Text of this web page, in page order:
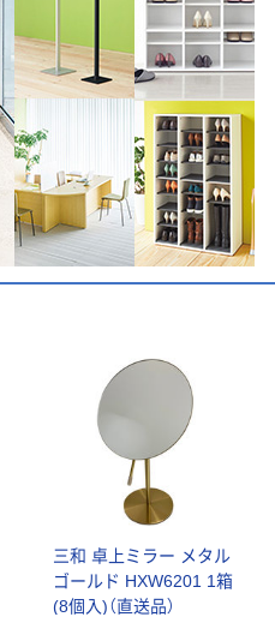
三和 卓上ミラー メタル
ゴールド HXW6201 1箱
(8個入)（直送品）